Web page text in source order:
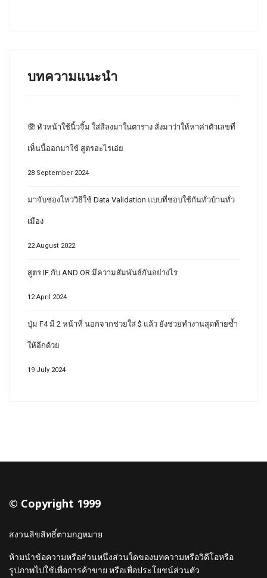
บทความแนะนำ
🥸 หัวหน้าใช้นิ้วจิ้ม ใส่สีลงมาในตาราง สั่งมาว่าให้หาค่าตัวเลขที่
เห็นนี้ออกมาใช้ สูตรอะไรเอ่ย
28 September 2024
มาจับช่องโหว่วิธีใช้ Data Validation แบบที่ชอบใช้กันทั่วบ้านทั่ว
เมือง
22 August 2022
สูตร IF กับ AND OR มีความสัมพันธ์กันอย่างไร
12 April 2024
ปุ่ม F4 มี 2 หน้าที่ นอกจากช่วยใส่ $ แล้ว ยังช่วยทำงานสุดท้ายซ้ำ
ให้อีกด้วย
19 July 2024
© Copyright 1999
สงวนลิขสิทธิ์ตามกฎหมาย
ห้ามนำข้อความหรือส่วนหนึ่งส่วนใดของบทความหรือวิดีโอหรือ
รูปภาพไปใช้เพื่อการค้าขาย หรือเพื่อประโยชน์ส่วนตัว